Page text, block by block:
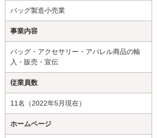
バッグ製造小売業
事業内容
バッグ・アクセサリー・アパレル商品の輸
入・販売・宣伝
従業員数
11名（2022年5月現在）
ホームページ